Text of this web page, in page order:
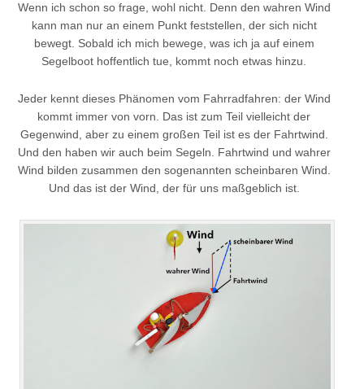
Wenn ich schon so frage, wohl nicht. Denn den wahren Wind
kann man nur an einem Punkt feststellen, der sich nicht
bewegt. Sobald ich mich bewege, was ich ja auf einem
Segelboot hoffentlich tue, kommt noch etwas hinzu.
Jeder kennt dieses Phänomen vom Fahrradfahren: der Wind
kommt immer von vorn. Das ist zum Teil vielleicht der
Gegenwind, aber zu einem großen Teil ist es der Fahrtwind.
Und den haben wir auch beim Segeln. Fahrtwind und wahrer
Wind bilden zusammen den sogenannten scheinbaren Wind.
Und das ist der Wind, der für uns maßgeblich ist.